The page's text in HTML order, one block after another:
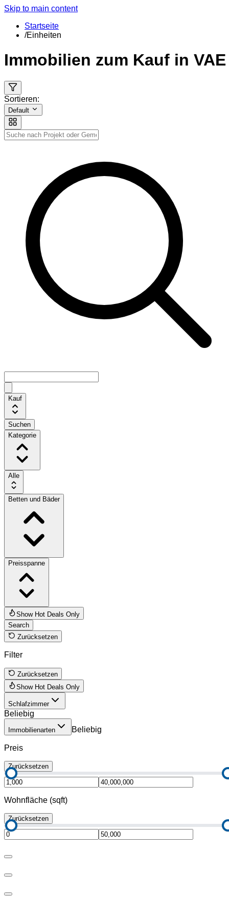
Skip to main content
Startseite
/Einheiten
Immobilien zum Kauf in VAE
Sortieren:
Default
Kauf
Suchen
Kategorie
Alle
Betten und Bäder
Preisspanne
Show Hot Deals Only
Search
Zurücksetzen
Filter
Zurücksetzen
Show Hot Deals Only
Schlafzimmer
Beliebig
Immobilienarten Beliebig
Preis
Zurücksetzen
Wohnfläche (sqft)
Zurücksetzen